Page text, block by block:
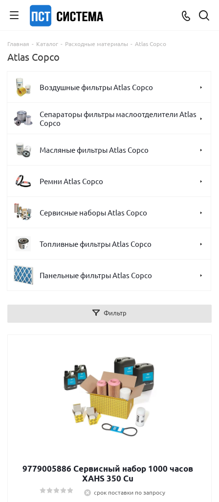
Главная - Каталог - Расходные материалы - Atlas Copco
Atlas Copco
Воздушные фильтры Atlas Copco
Сепараторы фильтры маслоотделители Atlas
Copco
Масляные фильтры Atlas Copco
Ремни Atlas Copco
Сервисные наборы Atlas Copco
Топливные фильтры Atlas Copco
Панельные фильтры Atlas Copco
Фильтр
9779005886 Сервисный набор 1000 часов
XAHS 350 Cu
срок поставки по запросу